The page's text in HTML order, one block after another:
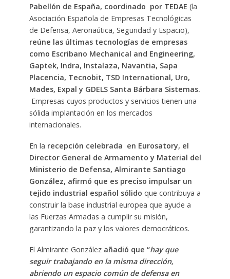
Pabellón de España, coordinado por TEDAE (la
Asociación Española de Empresas Tecnológicas
de Defensa, Aeronaútica, Seguridad y Espacio),
reúne las últimas tecnologías de empresas
como Escribano Mechanical and Engineering,
Gaptek, Indra, Instalaza, Navantia, Sapa
Placencia, Tecnobit, TSD International, Uro,
Mades, Expal y GDELS Santa Bárbara Sistemas.
Empresas cuyos productos y servicios tienen una
sólida implantación en los mercados
internacionales.
En la recepción celebrada en Eurosatory, el
Director General de Armamento y Material del
Ministerio de Defensa, Almirante Santiago
González, afirmó que es preciso impulsar un
tejido industrial español sólido que contribuya a
construir la base industrial europea que ayude a
las Fuerzas Armadas a cumplir su misión,
garantizando la paz y los valores democráticos.
El Almirante González añadió que “hay que
seguir trabajando en la misma dirección,
abriendo un espacio común de defensa en